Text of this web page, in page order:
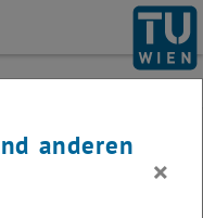
anderen
×